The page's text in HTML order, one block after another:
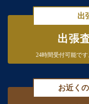
出
出張
24時間受付可能です
お近く